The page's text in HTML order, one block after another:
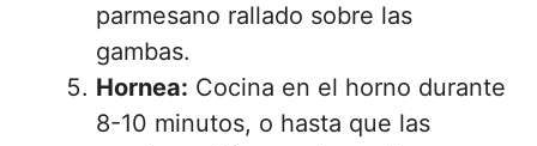
parmesano rallado sobre las
gambas.
Hornea: Cocina en el horno durante
8-10 minutos, o hasta que las